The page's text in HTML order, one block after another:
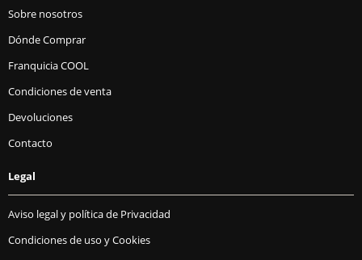
Sobre nosotros
Dónde Comprar
Franquicia COOL
Condiciones de venta
Devoluciones
Contacto
Legal
Aviso legal y política de Privacidad
Condiciones de uso y Cookies